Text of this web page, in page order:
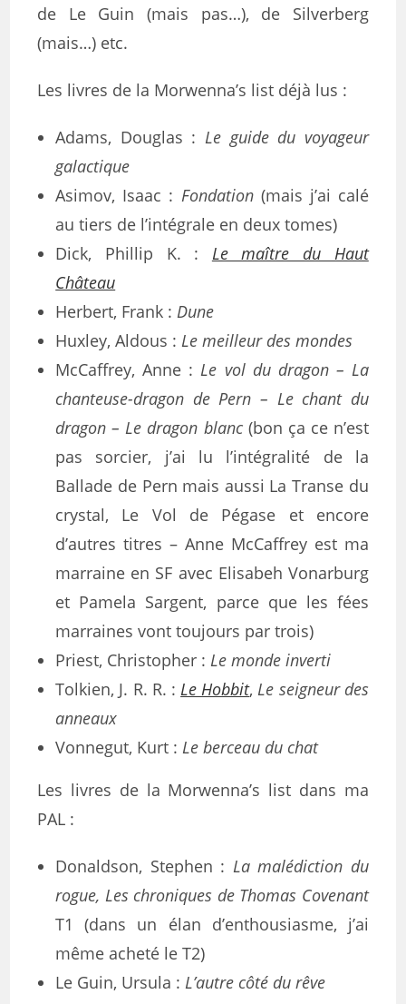
de Le Guin (mais pas…), de Silverberg
(mais…) etc.
Les livres de la Morwenna’s list déjà lus :
Adams, Douglas : Le guide du voyageur
galactique
Asimov, Isaac : Fondation(mais j’ai calé
au tiers de l’intégrale en deux tomes)
Dick, Phillip K. : Le maître du Haut
Château
Herbert, Frank :Dune
Huxley, Aldous :Le meilleur des mondes
McCaffrey, Anne :Le vol du dragon – La
chanteuse-dragon de Pern – Le chant du
dragon – Le dragon blanc(bon ça ce n’est
pas sorcier, j’ai lu l’intégralité de la
Ballade de Pern mais aussi La Transe du
crystal, Le Vol de Pégase et encore
d’autres titres – Anne McCaffrey est ma
marraine en SF avec Elisabeh Vonarburg
et Pamela Sargent, parce que les fées
marraines vont toujours par trois)
Priest, Christopher :Le monde inverti
Tolkien, J. R. R. :Le Hobbit,Le seigneur des
anneaux
Vonnegut, Kurt :Le berceau du chat
Les livres de la Morwenna’s list dans ma
PAL :
Donaldson, Stephen : La malédiction du
rogue, Les chroniques de Thomas Covenant
T1 (dans un élan d’enthousiasme, j’ai
même acheté le T2)
Le Guin, Ursula :L’autre côté du rêve